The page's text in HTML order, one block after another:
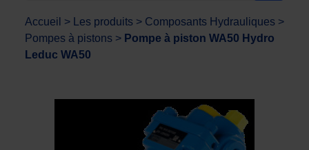
Accueil > Les produits > Composants Hydrauliques >
Pompes à pistons > Pompe à piston WA50 Hydro
Leduc WA50